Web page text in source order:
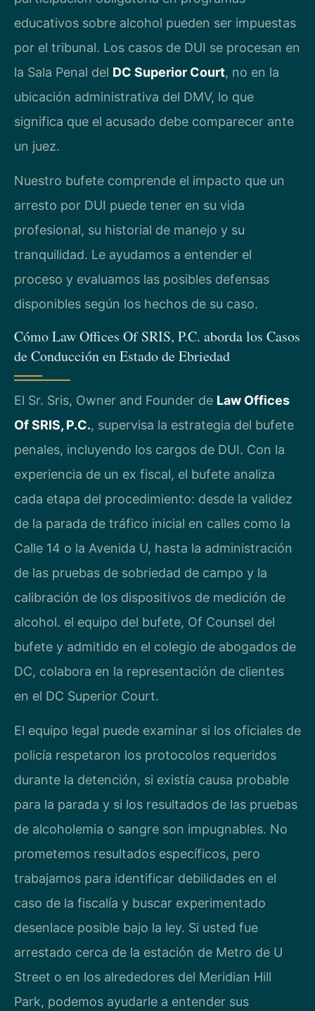
educativos sobre alcohol pueden ser impuestas
por el tribunal. Los casos de DUI se procesan en
la Sala Penal del DC Superior Court, no en la
ubicación administrativa del DMV, lo que
significa que el acusado debe comparecer ante
un juez.
Nuestro bufete comprende el impacto que un
arresto por DUI puede tener en su vida
profesional, su historial de manejo y su
tranquilidad. Le ayudamos a entender el
proceso y evaluamos las posibles defensas
disponibles según los hechos de su caso.
Cómo Law Offices Of SRIS, P.C. aborda los Casos
de Conducción en Estado de Ebriedad
El Sr. Sris, Owner and Founder de Law Offices
Of SRIS, P.C., supervisa la estrategia del bufete
penales, incluyendo los cargos de DUI. Con la
experiencia de un ex fiscal, el bufete analiza
cada etapa del procedimiento: desde la validez
de la parada de tráfico inicial en calles como la
Calle 14 o la Avenida U, hasta la administración
de las pruebas de sobriedad de campo y la
calibración de los dispositivos de medición de
alcohol. el equipo del bufete, Of Counsel del
bufete y admitido en el colegio de abogados de
DC, colabora en la representación de clientes
en el DC Superior Court.
El equipo legal puede examinar si los oficiales de
policía respetaron los protocolos requeridos
durante la detención, si existía causa probable
para la parada y si los resultados de las pruebas
de alcoholemia o sangre son impugnables. No
prometemos resultados específicos, pero
trabajamos para identificar debilidades en el
caso de la fiscalía y buscar experimentado
desenlace posible bajo la ley. Si usted fue
arrestado cerca de la estación de Metro de U
Street o en los alrededores del Meridian Hill
Park, podemos ayudarle a entender sus